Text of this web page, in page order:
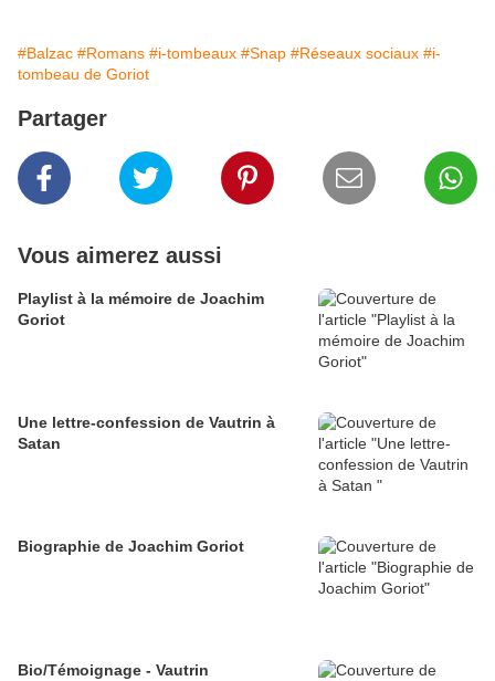
#Balzac #Romans #i-tombeaux #Snap #Réseaux sociaux #i-
tombeau de Goriot
Partager
Vous aimerez aussi
Playlist à la mémoire de Joachim
Goriot
Une lettre-confession de Vautrin à
Satan
Biographie de Joachim Goriot
Bio/Témoignage - Vautrin